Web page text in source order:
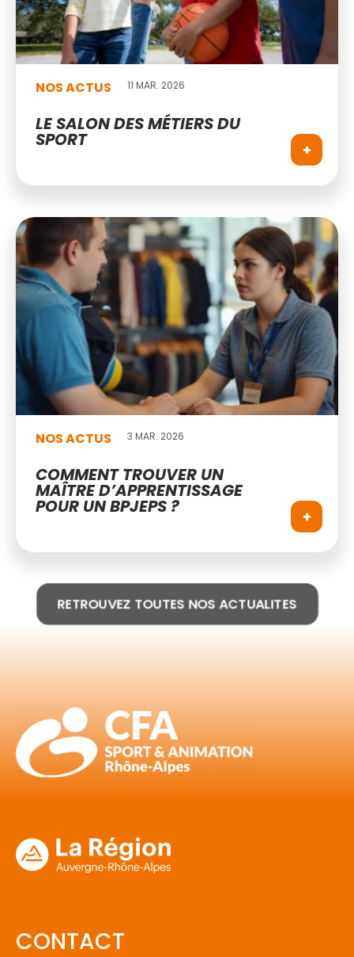
NOS ACTUS 11 MAR. 2026
LE SALON DES MÉTIERS DU
SPORT +
NOS ACTUS 3 MAR. 2026
COMMENT TROUVER UN
MAÎTRE D’APPRENTISSAGE
POUR UN BPJEPS ? +
RETROUVEZ TOUTES NOS ACTUALITES
CONTACT